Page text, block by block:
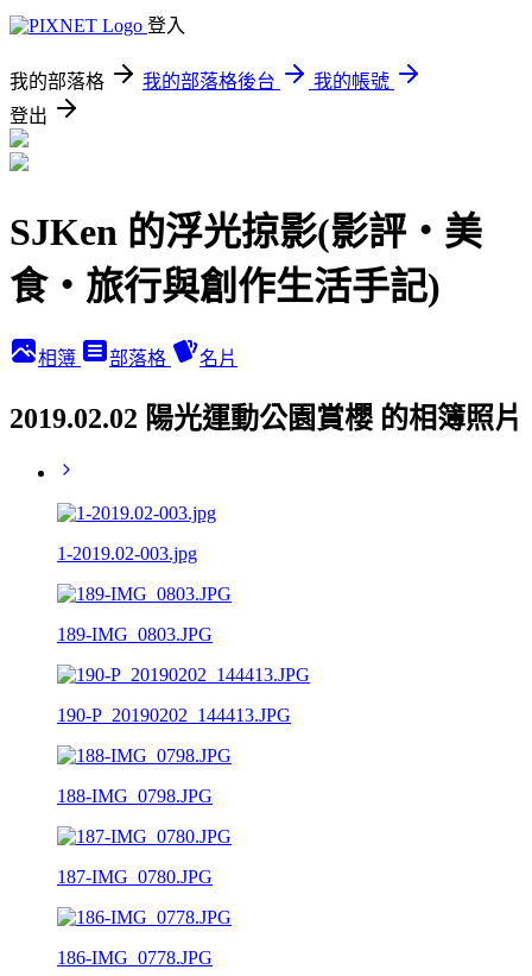
登入
我的部落格 我的部落格後台
我的帳號
登出
SJKen 的浮光掠影(影評‧美
食‧旅行與創作生活手記)
相簿 部落格 名片
2019.02.02 陽光運動公園賞櫻 的相簿照片
1-2019.02-003.jpg
189-IMG_0803.JPG
190-P_20190202_144413.JPG
188-IMG_0798.JPG
187-IMG_0780.JPG
186-IMG_0778.JPG